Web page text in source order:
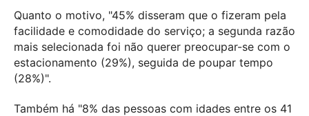
Quanto o motivo, "45% disseram que o fizeram pela
facilidade e comodidade do serviço; a segunda razão
mais selecionada foi não querer preocupar-se com o
estacionamento (29%), seguida de poupar tempo
(28%)".
Também há "8% das pessoas com idades entre os 41